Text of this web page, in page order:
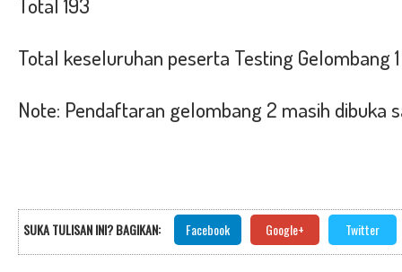
Total 193
Total keseluruhan peserta Testing Gelombang
Note: Pendaftaran gelombang 2 masih dibuka
SUKA TULISAN INI? BAGIKAN: Facebook Google+ Twitter